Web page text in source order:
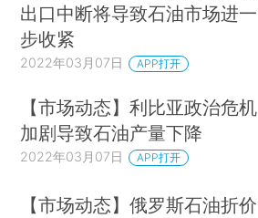
出口中断将导致石油市场进一
步收紧
2022年03月07日 APP打开
【市场动态】利比亚政治危机
加剧导致石油产量下降
2022年03月07日 APP打开
【市场动态】俄罗斯石油折价